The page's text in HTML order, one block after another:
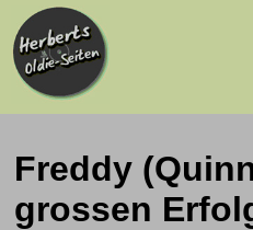
Freddy
grossen